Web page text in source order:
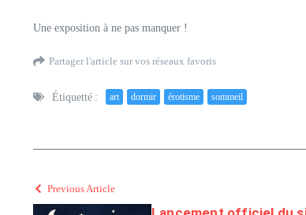
Une exposition à ne pas manquer !
Partager l'article sur vos réseaux favoris
Étiquetté : art dormir érotisme sommeil
Previous Article